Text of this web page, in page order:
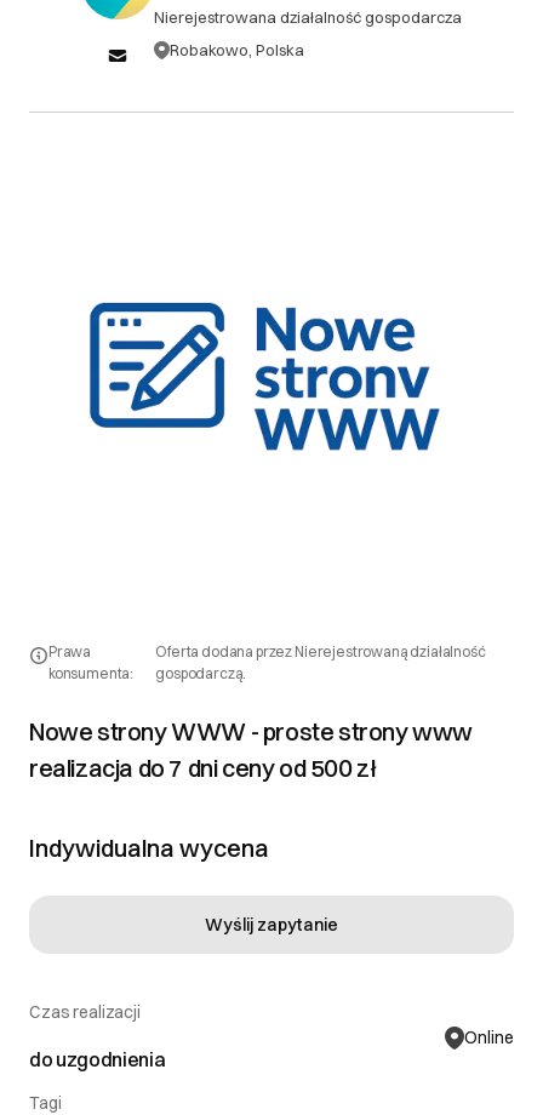
Nierejestrowana działalność gospodarcza
Robakowo, Polska
Prawa
konsumenta:
Oferta dodana przez Nierejestrowaną działalność
gospodarczą.
Nowe strony WWW - proste strony www
realizacja do 7 dni ceny od 500 zł
Indywidualna wycena
Czas realizacji
do uzgodnienia
Online
Tagi
Wyślij zapytanie